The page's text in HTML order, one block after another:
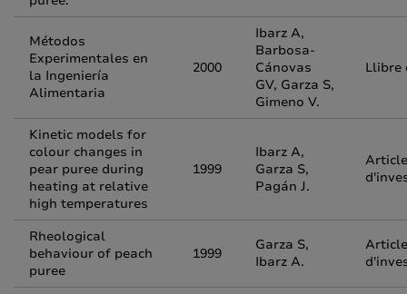
Métodos
Experimentales en
la Ingeniería
Alimentaria
2000
Ibarz A,
Barbosa-
Cánovas
GV, Garza S,
Gimeno V.
Llibre
Kinetic models for
colour changes in
pear puree during
heating at relative
high temperatures
1999
Ibarz A,
Garza S,
Pagán J.
Article
Rheological
behaviour of peach
puree
1999
Garza S,
Ibarz A.
Article